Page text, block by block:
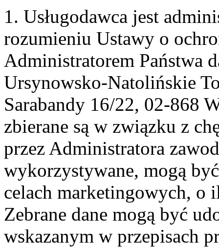
1. Usługodawca jest
rozumieniu Ustawy o
Administratorem Państwa
Ursynowsko-Natolińskie
Sarabandy 16/22, 02-868
zbierane są w związku z
przez Administratora
wykorzystywane, mogą
celach marketingowych, o
Zebrane dane mogą być
wskazanym w przepisach